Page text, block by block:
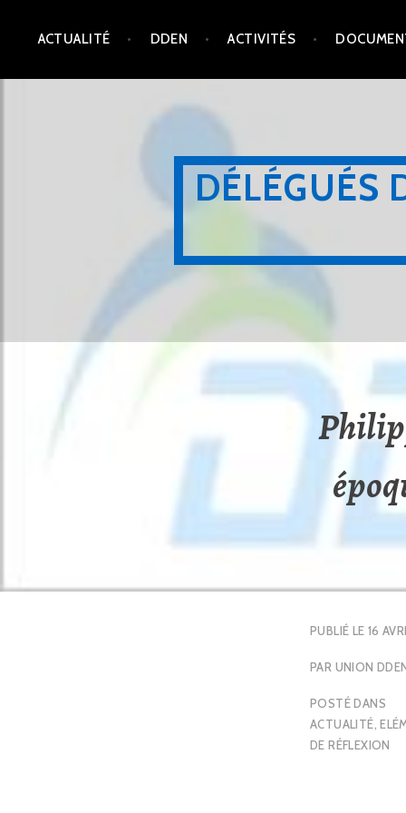
contenu
ACTUALITÉ DDEN ACTIVITÉS
DÉLÉGUÉS
PUBLIÉ LE 16
PAR UNION
POSTÉ DANS
ACTUALITÉ,
DE RÉFLEXION